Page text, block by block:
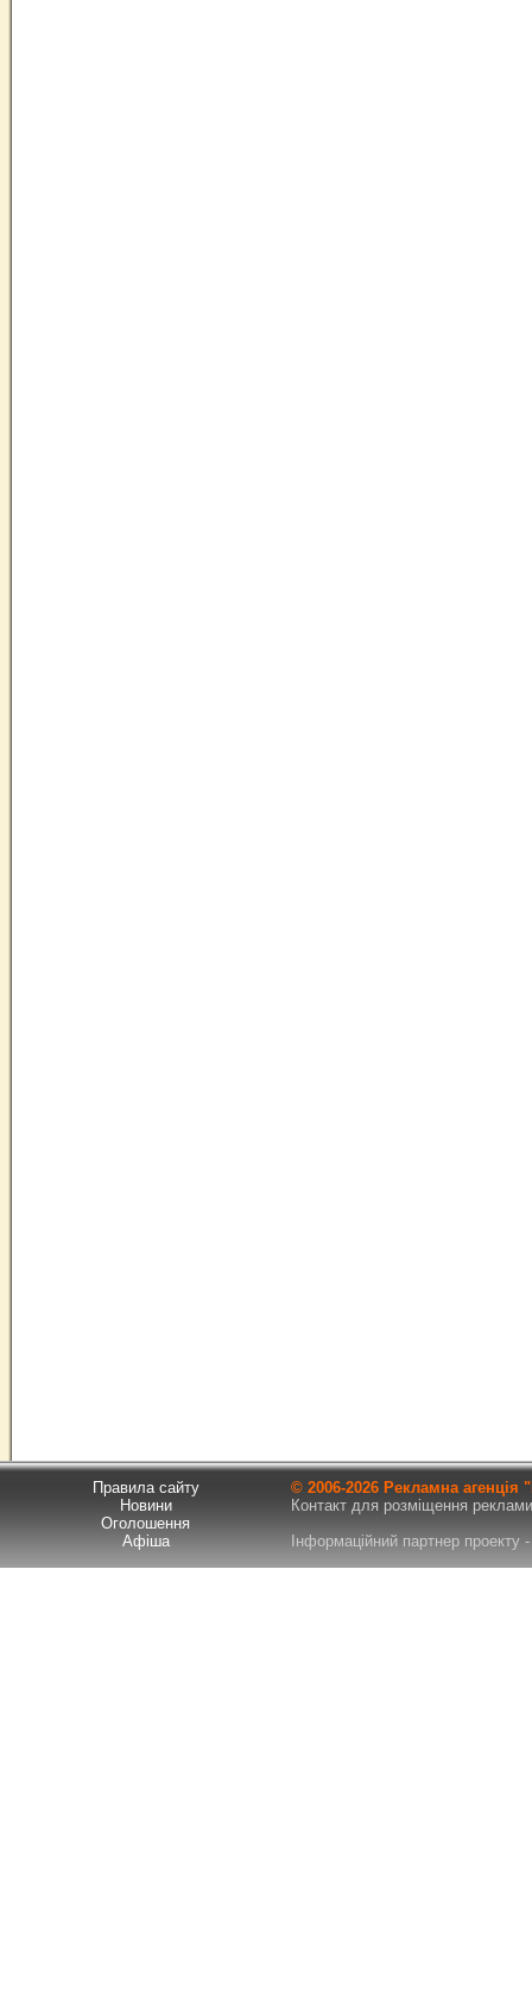
Правила сайту
Новини
Оголошення
Афіша
© 2006-2026 Рекламна
Контакт для розміщення
Інформаційний партнер проекту